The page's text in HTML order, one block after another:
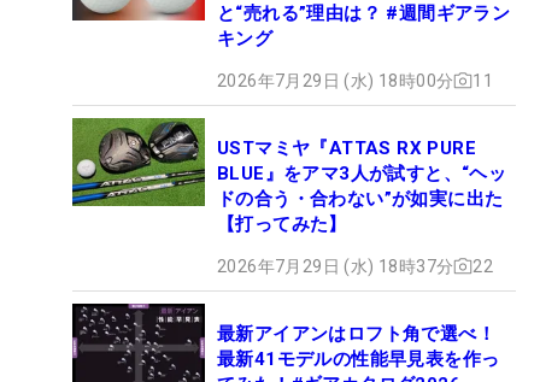
と“売れる”理由は？ #週間ギアラン
キング
2026年7月29日 (水) 18時00分 11
USTマミヤ『ATTAS RX PURE
BLUE』をアマ3人が試すと、“ヘッ
ドの合う・合わない”が如実に出た
【打ってみた】
2026年7月29日 (水) 18時37分 22
最新アイアンはロフト角で選べ！
最新41モデルの性能早見表を作っ